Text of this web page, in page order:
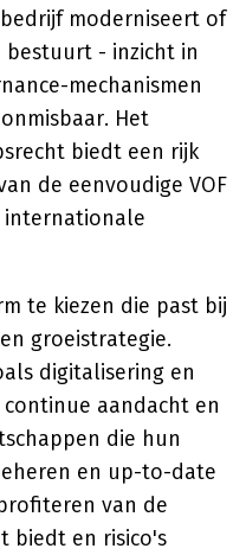
moderniseert of
- inzicht in
mechanismen
Het
biedt een rijk
de eenvoudige VOF
te kiezen die past bij
groeistrategie.
digitalisering en
aandacht en
die hun
en up-to-date
van de
biedt en risico's